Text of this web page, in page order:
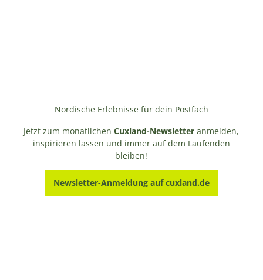
Nordische Erlebnisse für dein Postfach
Jetzt zum monatlichenCuxland-Newsletter anmelden,
inspirieren lassen und immer auf dem Laufenden
bleiben!
Newsletter-Anmeldung auf cuxland.de